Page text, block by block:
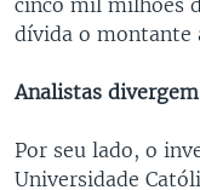
dívida o montante
Analistas divergem
Por seu lado, o
Universidade